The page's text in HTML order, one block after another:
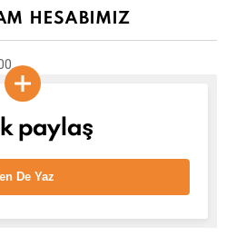
HESABIMIZ
paylaş
De Yaz